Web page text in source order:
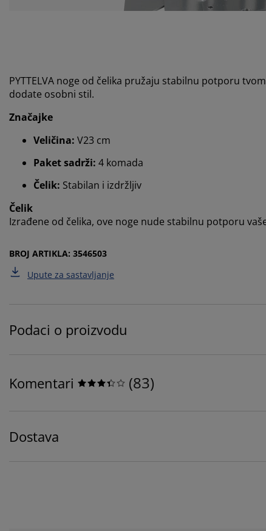
PYTTELVA noge od čelika pružaju stabilnu potporu
dodate osobni stil.
Značajke
Veličina: V23 cm
Paket sadrži: 4 komada
Čelik: Stabilan i izdržljiv
Čelik
Izrađene od čelika, ove noge nude stabilnu potporu
BROJ ARTIKLA: 3546503
Upute za sastavljanje
Podaci o proizvodu
Komentari (83)
Dostava